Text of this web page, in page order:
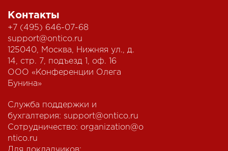
Контакты
+7 (495) 646-07-68
support@ontico.ru
125040, Москва, Нижняя ул., д.
14, стр. 7, подъезд 1, оф. 16
ООО «Конференции Олега
Бунина»
Служба поддержки и
бухгалтерия: support@ontico.ru
Сотрудничество: organization@o
ntico.ru